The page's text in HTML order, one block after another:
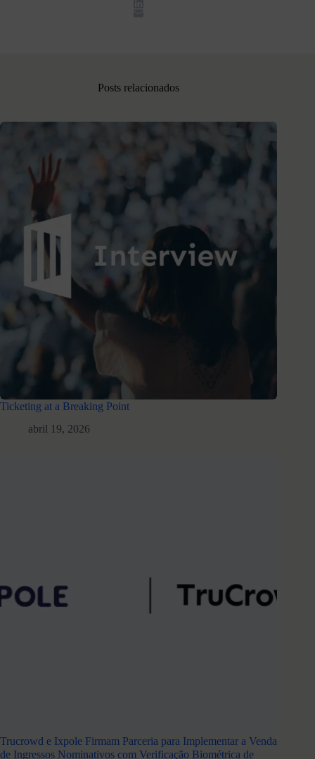
Posts relacionados
Ticketing at a Breaking Point
abril 19, 2026
Trucrowd e Ixpole Firmam Parceria para Implementar a Venda
de Ingressos Nominativos com Verificação Biométrica de